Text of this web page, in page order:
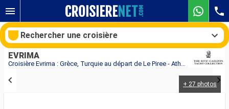
Croisière Evrima : Grèce, Turquie au départ de Le Piree - Athenes
EVRIMA
+ 27 photos
Rechercher une croisière